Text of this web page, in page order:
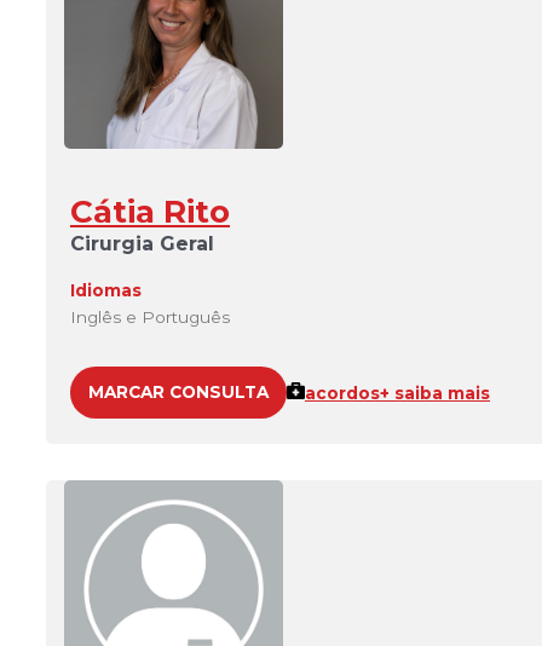
Cátia Rito
Cirurgia Geral
Idiomas
Inglês e Português
MARCAR CONSULTA acordos+ saiba mais